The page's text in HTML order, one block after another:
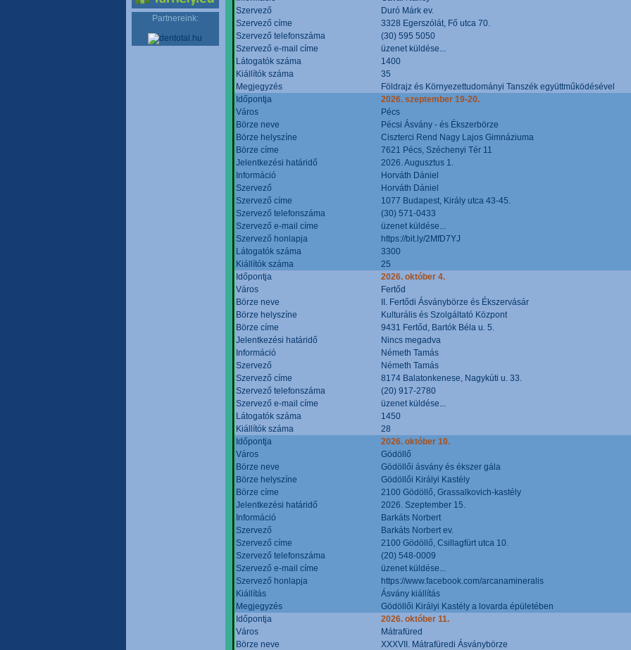
Partnereink:
Szervező
Duró Márk ev.
Szervező címe
3328 Egerszólát, Fő utca 70.
Szervező telefonszáma
(30) 595 5050
Szervező e-mail címe
üzenet küldése...
Látogatók száma
1400
Kiállítók száma
35
Megjegyzés
Földrajz és Környezettudományi Tanszék együttműködésével
Időpontja
2026. szeptember 19-20.
Város
Pécs
Börze neve
Pécsi Ásvány - és Ékszerbörze
Börze helyszíne
Ciszterci Rend Nagy Lajos Gimnáziuma
Börze címe
7621 Pécs, Széchenyi Tér 11
Jelentkezési határidő
2026. Augusztus 1.
Információ
Horváth Dániel
Szervező
Horváth Dániel
Szervező címe
1077 Budapest, Király utca 43-45.
Szervező telefonszáma
(30) 571-0433
Szervező e-mail címe
üzenet küldése...
Szervező honlapja
https://bit.ly/2MfD7YJ
Látogatók száma
3300
Kiállítók száma
25
Időpontja
2026. október 4.
Város
Fertőd
Börze neve
II. Fertődi Ásványbörze és Ékszervásár
Börze helyszíne
Kulturális és Szolgáltató Központ
Börze címe
9431 Fertőd, Bartók Béla u. 5.
Jelentkezési határidő
Nincs megadva
Információ
Németh Tamás
Szervező
Németh Tamás
Szervező címe
8174 Balatonkenese, Nagykúti u. 33.
Szervező telefonszáma
(20) 917-2780
Szervező e-mail címe
üzenet küldése...
Látogatók száma
1450
Kiállítók száma
28
Időpontja
2026. október 10.
Város
Gödöllő
Börze neve
Gödöllői ásvány és ékszer gála
Börze helyszíne
Gödöllői Királyi Kastély
Börze címe
2100 Gödöllő, Grassalkovich-kastély
Jelentkezési határidő
2026. Szeptember 15.
Információ
Barkáts Norbert
Szervező
Barkáts Norbert ev.
Szervező címe
2100 Gödöllő, Csillagfürt utca 10.
Szervező telefonszáma
(20) 548-0009
Szervező e-mail címe
üzenet küldése...
Szervező honlapja
https://www.facebook.com/arcanamineralis
Kiállítás
Ásvány kiállítás
Megjegyzés
Gödöllői Királyi Kastély a lovarda épületében
Időpontja
2026. október 11.
Város
Mátrafüred
Börze neve
XXXVII. Mátrafüredi Ásványbörze